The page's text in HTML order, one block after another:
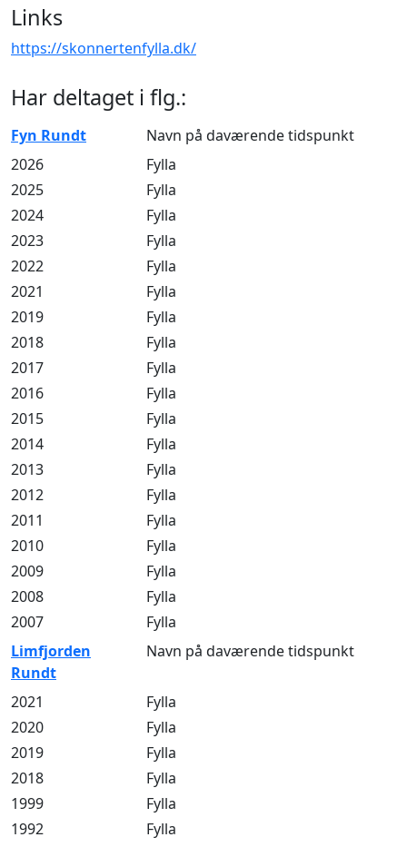
Links
https://skonnertenfylla.dk/
Har deltaget i flg.:
Fyn Rundt
Navn på daværende tidspunkt
2026
Fylla
2025
Fylla
2024
Fylla
2023
Fylla
2022
Fylla
2021
Fylla
2019
Fylla
2018
Fylla
2017
Fylla
2016
Fylla
2015
Fylla
2014
Fylla
2013
Fylla
2012
Fylla
2011
Fylla
2010
Fylla
2009
Fylla
2008
Fylla
2007
Fylla
Limfjorden
Rundt
Navn på daværende tidspunkt
2021
Fylla
2020
Fylla
2019
Fylla
2018
Fylla
1999
Fylla
1992
Fylla